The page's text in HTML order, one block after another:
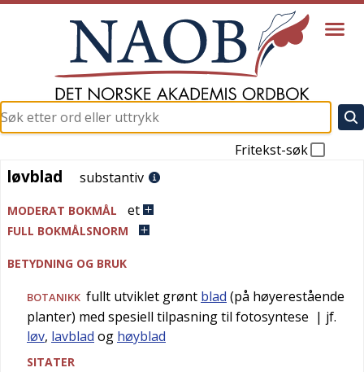
Fritekst-søk
løvblad
løvblad substantiv
MODERAT BOKMÅL et
FULL BOKMÅLSNORM
BETYDNING OG BRUK
BOTANIKK fullt utviklet grønt blad (på høyerestående
planter) med spesiell tilpasning til fotosyntese | jf.
løv, lavblad og høyblad
SITATER